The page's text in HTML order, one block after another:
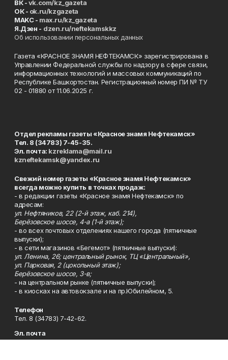
ВК -vk.com/kz_gazeta
ОК - ok.ru/kzgazeta
MAKC - max.ru/kz_gazeta
Я.Дзен - dzen.ru/neftekamskkz
Об использовании персональных данных
Газета «КРАСНОЕ ЗНАМЯ НЕФТЕКАМСК» зарегистрирована в
Управлении Федеральной службы по надзору в сфере связи,
информационных технологий и массовых коммуникаций по
Республике Башкортостан. Регистрационный номер ПИ № ТУ
02 - 01880 от 11.06.2025 г.
Отдел рекламы газеты «Красное знамя Нефтекамск»
Тел. 8 (34783) 7-45-35.
Эл. почта: kzreklama@mail.ru
kzneftekamsk@yandex.ru
Свежий номер газеты «Красное знамя Нефтекамск»
всегда можно купить в точках продаж:
- в редакции газеты «Красное знамя Нефтекамск» по
адресам:
ул. Нефтяников, 22 (2-й этаж, каб. 214),
Берёзовское шоссе, 4-а (1-й этаж);
- во всех почтовых отделениях нашего города (пятничные
выпуски);
- в сети магазинов «Бегемот» (пятничные выпуски):
ул. Ленина, 26; центральный рынок, ТЦ «Центральный»,
ул. Парковая, 2 (цокольный этаж);
Берёзовское шоссе, 3-в;
- на центральном рынке (пятничные выпуски);
- в киосках на автовокзале и на пр.Юбилейном, 5.
Телефон
Тел. 8 (34783) 7-42-62.
Эл. почта
kzgazeta@mail.ru